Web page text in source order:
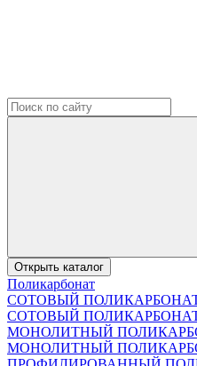
Открыть каталог
Поликарбонат
СОТОВЫЙ
СОТОВЫЙ
МОНОЛИТНЫЙ
МОНОЛИТНЫЙ